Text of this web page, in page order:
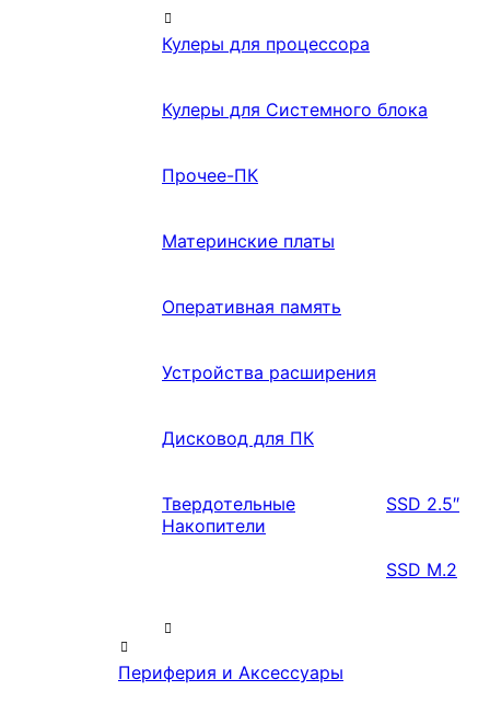
Кулеры для процессора
Кулеры для Системного блока
Прочее-ПК
Материнские платы
Оперативная память
Устройства расширения
Дисковод для ПК
Твердотельные
Накопители
SSD 2.5″
SSD M.2
Периферия и Аксессуары